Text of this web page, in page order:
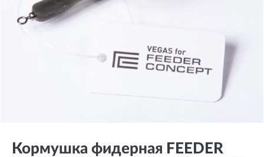
Кормушка фидерная FEEDER